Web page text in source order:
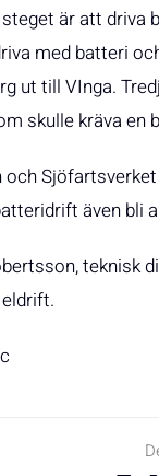
är att
med batteri
ut till VInga.
skulle kräva
även bli
teknisk